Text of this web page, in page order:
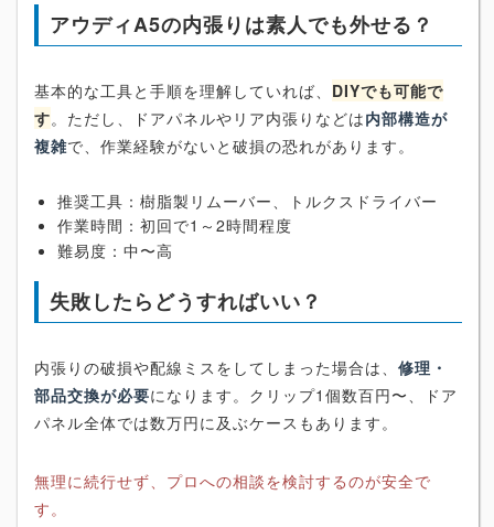
アウディA5の内張りは素人でも外せる？
基本的な工具と手順を理解していれば、 DIYでも可能で
す。ただし、ドアパネルやリア内張りなどは内部構造が
複雑で、作業経験がないと破損の恐れがあります。
推奨工具：樹脂製リムーバー、トルクスドライバー
作業時間：初回で1～2時間程度
難易度：中〜高
失敗したらどうすればいい？
内張りの破損や配線ミスをしてしまった場合は、 修理・
部品交換が必要になります。クリップ1個数百円〜、ドア
パネル全体では数万円に及ぶケースもあります。
無理に続行せず、プロへの相談を検討するのが安全で
す。